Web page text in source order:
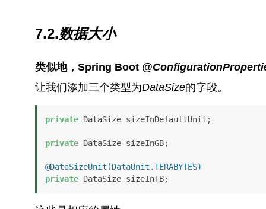
7.2.数据大小
类似地，Spring Boot
让我们添加三个类型为DataSize的字段。
private DataSize sizeInDefaultUnit;
private DataSize sizeInGB;
@DataSizeUnit(DataUnit.TERABYTES)
private DataSize sizeInTB;